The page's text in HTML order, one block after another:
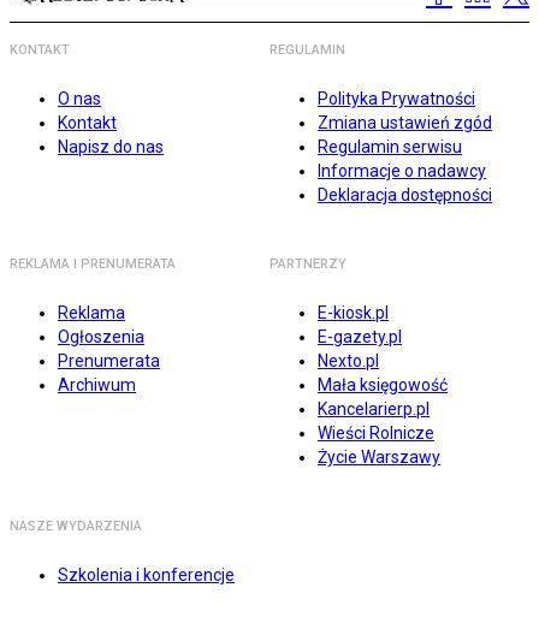
KONTAKT
O nas
Kontakt
Napisz do nas
REGULAMIN
Polityka Prywatności
Zmiana ustawień zgód
Regulamin serwisu
Informacje o nadawcy
Deklaracja dostępności
REKLAMA I PRENUMERATA
Reklama
Ogłoszenia
Prenumerata
Archiwum
PARTNERZY
E-kiosk.pl
E-gazety.pl
Nexto.pl
Mała księgowość
Kancelarierp.pl
Wieści Rolnicze
Życie Warszawy
NASZE WYDARZENIA
Szkolenia i konferencje